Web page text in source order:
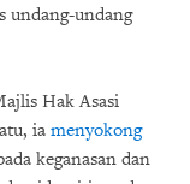
undang-undang
Hak Asasi
ia menyokong
keganasan dan